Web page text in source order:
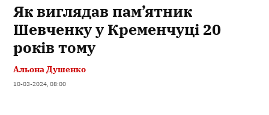
Як виглядав пам’ятник
Шевченку у Кременчуці 20
років тому
Альона Душенко
10-03-2024, 08:00